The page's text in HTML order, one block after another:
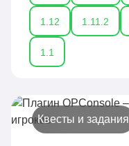
1.12 1.11.2
1.1
Квесты и задания